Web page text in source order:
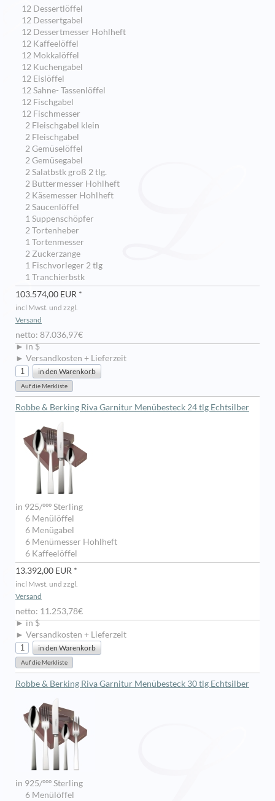
12 Dessertlöffel
12 Dessertgabel
12 Dessertmesser Hohlheft
12 Kaffeelöffel
12 Mokkalöffel
12 Kuchengabel
12 Eislöffel
12 Sahne- Tassenlöffel
12 Fischgabel
12 Fischmesser
2 Fleischgabel klein
2 Fleischgabel
2 Gemüselöffel
2 Gemüsegabel
2 Salatbstk groß 2 tlg.
2 Buttermesser Hohlheft
2 Käsemesser Hohlheft
2 Saucenlöffel
1 Suppenschöpfer
2 Tortenheber
1 Tortenmesser
2 Zuckerzange
1 Fischvorleger 2 tlg
1 Tranchierbstk
103.574,00 EUR *
incl Mwst. und zzgl.
Versand
netto: 87.036,97€
► in $
► Versandkosten + Lieferzeit
Robbe & Berking Riva Garnitur Menübesteck 24 tlg Echtsilber
in 925/ººº Sterling
6 Menülöffel
6 Menügabel
6 Menümesser Hohlheft
6 Kaffeelöffel
13.392,00 EUR *
incl Mwst. und zzgl.
Versand
netto: 11.253,78€
► in $
► Versandkosten + Lieferzeit
Robbe & Berking Riva Garnitur Menübesteck 30 tlg Echtsilber
in 925/ººº Sterling
6 Menülöffel